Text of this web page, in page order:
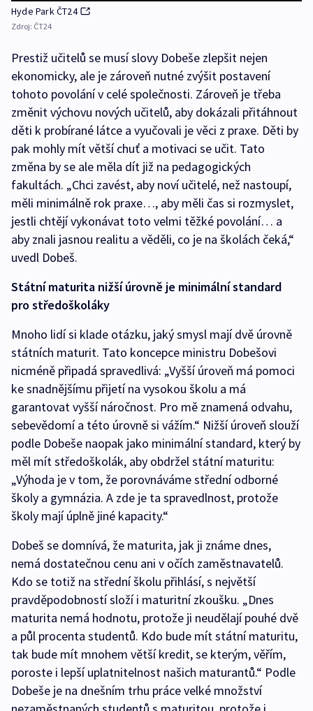
Hyde Park ČT24
Zdroj: ČT24
Prestiž učitelů se musí slovy Dobeše zlepšit nejen
ekonomicky, ale je zároveň nutné zvýšit postavení
tohoto povolání v celé společnosti. Zároveň je třeba
změnit výchovu nových učitelů, aby dokázali přitáhnout
děti k probírané látce a vyučovali je věci z praxe. Děti by
pak mohly mít větší chuť a motivaci se učit. Tato
změna by se ale měla dít již na pedagogických
fakultách. „Chci zavést, aby noví učitelé, než nastoupí,
měli minimálně rok praxe…, aby měli čas si rozmyslet,
jestli chtějí vykonávat toto velmi těžké povolání… a
aby znali jasnou realitu a věděli, co je na školách čeká,“
uvedl Dobeš.
Státní maturita nižší úrovně je minimální standard
pro středoškoláky
Mnoho lidí si klade otázku, jaký smysl mají dvě úrovně
státních maturit. Tato koncepce ministru Dobešovi
nicméně připadá spravedlivá: „Vyšší úroveň má pomoci
ke snadnějšímu přijetí na vysokou školu a má
garantovat vyšší náročnost. Pro mě znamená odvahu,
sebevědomí a této úrovně si vážím.“ Nižší úroveň slouží
podle Dobeše naopak jako minimální standard, který by
měl mít středoškolák, aby obdržel státní maturitu:
„Výhoda je v tom, že porovnáváme střední odborné
školy a gymnázia. A zde je ta spravedlnost, protože
školy mají úplně jiné kapacity.“
Dobeš se domnívá, že maturita, jak ji známe dnes,
nemá dostatečnou cenu ani v očích zaměstnavatelů.
Kdo se totiž na střední školu přihlásí, s největší
pravděpodobností složí i maturitní zkoušku. „Dnes
maturita nemá hodnotu, protože ji neudělají pouhé dvě
a půl procenta studentů. Kdo bude mít státní maturitu,
tak bude mít mnohem větší kredit, se kterým, věřím,
poroste i lepší uplatnitelnost našich maturantů.“ Podle
Dobeše je na dnešním trhu práce velké množství